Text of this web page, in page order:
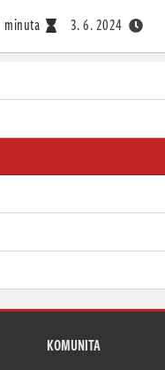
minuta 3. 6. 2024
KOMUNITA